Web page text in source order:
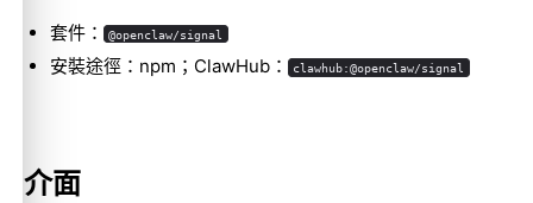
套件： @openclaw/signal
安裝途徑：npm；ClawHub： clawhub:@openclaw/signal
介面